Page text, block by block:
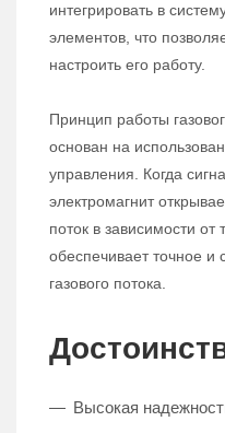
интегрировать в
элементов, что
настроить его работу.
Принцип работы
основан на
управления. Когда
электромагнит
поток в зависимости
обеспечивает точное и
газового потока.
Высокая